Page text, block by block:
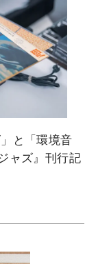
と「環境音
ャズ』刊行記